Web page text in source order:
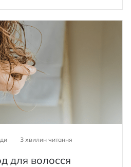
3 хвилин читання
для волосся